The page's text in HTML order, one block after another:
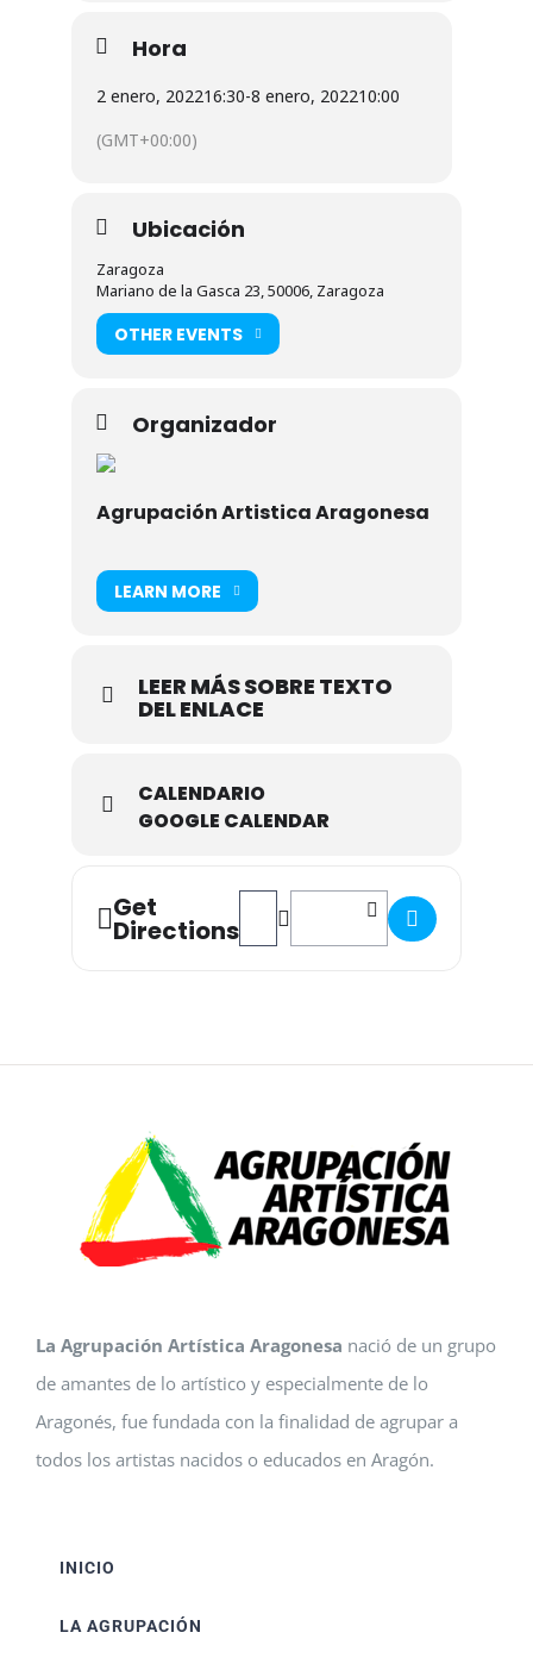
Hora
2 enero, 202216:30-8 enero, 202210:00
(GMT+00:00)
Ubicación
Zaragoza
Mariano de la Gasca 23, 50006, Zaragoza
OTHER EVENTS
Organizador
Agrupación Artistica Aragonesa
LEARN MORE
LEER MÁS SOBRE TEXTO
DEL ENLACE
CALENDARIO
GOOGLE CALENDAR
Get
Directions
Address - II Festival de Ajedrez
Destination Address - II
La Agrupación Artística Aragonesa nació de un grupo
de amantes de lo artístico y especialmente de lo
Aragonés, fue fundada con la finalidad de agrupar a
todos los artistas nacidos o educados en Aragón.
INICIO
LA AGRUPACIÓN